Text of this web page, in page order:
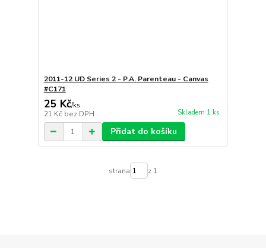
2011-12 UD Series 2 - P.A. Parenteau - Canvas
#C171
25 Kč/ks
21 Kč bez DPH Skladem 1 ks
Přidat do košíku
strana z 1